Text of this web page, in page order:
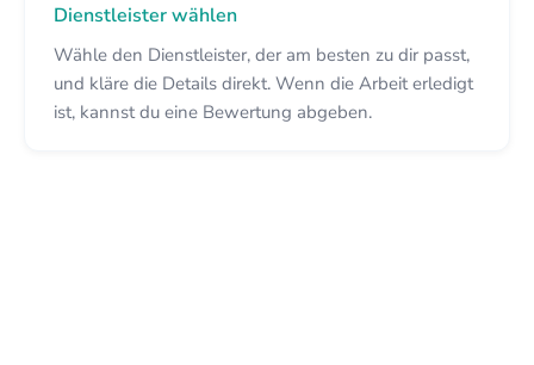
Dienstleister wählen
Wähle den Dienstleister, der am besten zu dir passt,
und kläre die Details direkt. Wenn die Arbeit erledigt
ist, kannst du eine Bewertung abgeben.